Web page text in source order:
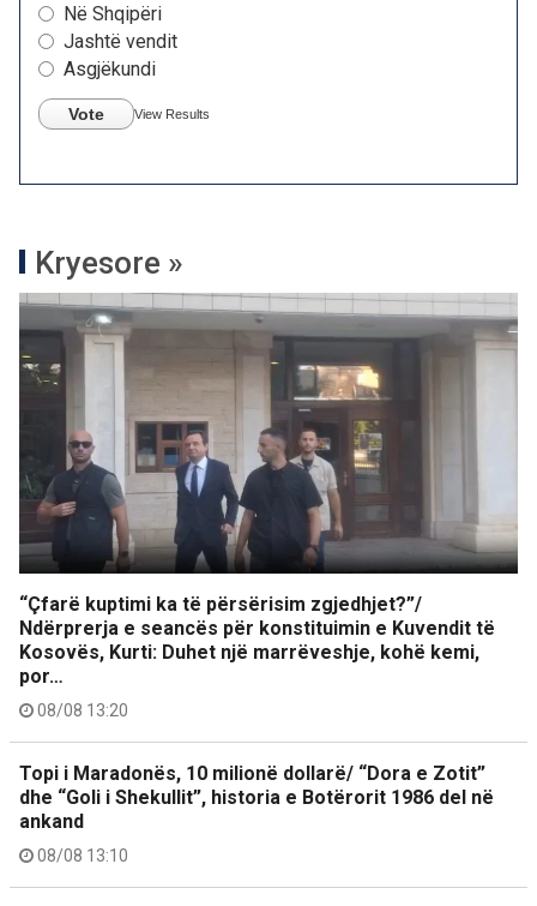
Në Shqipëri
Jashtë vendit
Asgjëkundi
Vote View Results
Kryesore »
“Çfarë kuptimi ka të përsërisim zgjedhjet?”/
Ndërprerja e seancës për konstituimin e Kuvendit të
Kosovës, Kurti: Duhet një marrëveshje, kohë kemi,
por…
08/08 13:20
Topi i Maradonës, 10 milionë dollarë/ “Dora e Zotit”
dhe “Goli i Shekullit”, historia e Botërorit 1986 del në
ankand
08/08 13:10